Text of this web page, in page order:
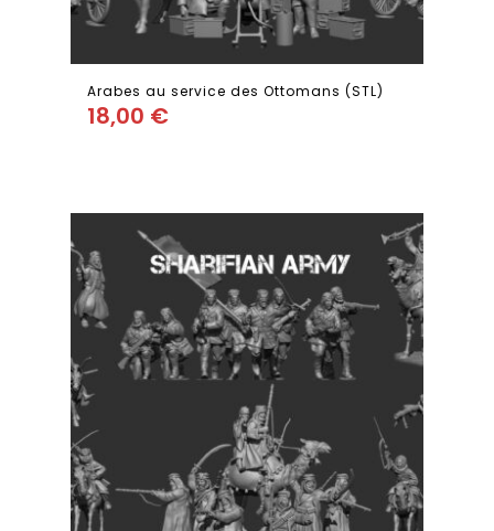
Arabes au service des Ottomans (STL)
18,00 €